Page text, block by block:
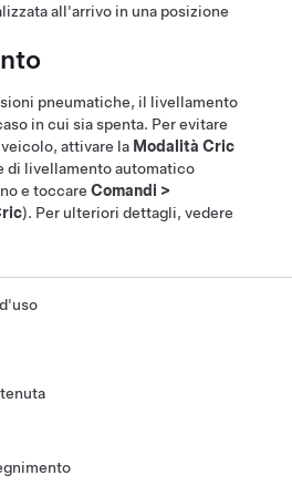
all'arrivo in una posizione
pneumatiche, il livellamento
in cui sia spenta. Per evitare
attivare la Modalità Cric
di livellamento automatico
e toccare Comandi >
). Per ulteriori dettagli, vedere